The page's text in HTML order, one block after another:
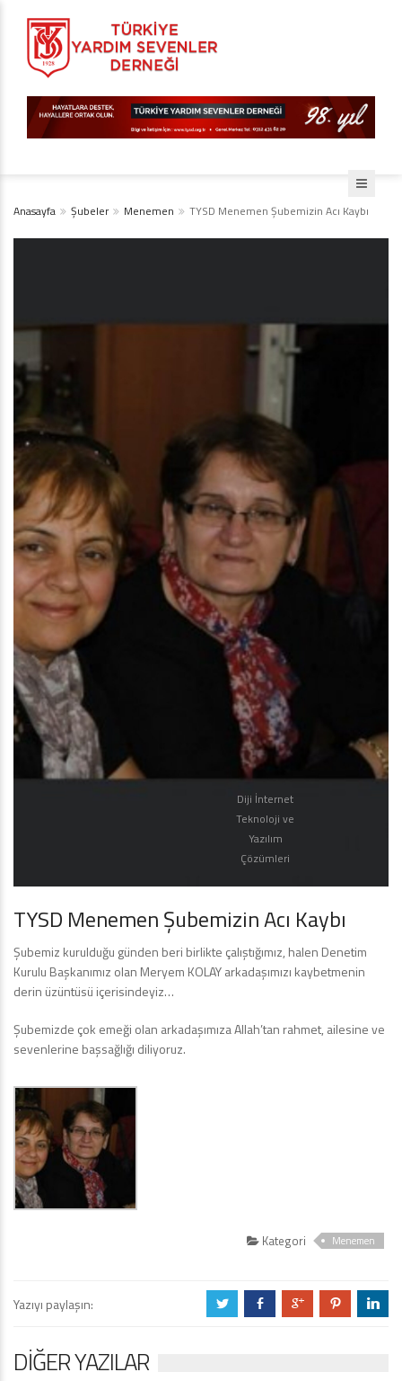
Anasayfa Şubeler Menemen TYSD Menemen Şubemizin Acı Kaybı
TYSD Menemen Şubemizin Acı Kaybı
Şubemiz kurulduğu günden beri birlikte çalıştığımız, halen Denetim
Kurulu Başkanımız olan Meryem KOLAY arkadaşımızı kaybetmenin
derin üzüntüsü içerisindeyiz…
Şubemizde çok emeği olan arkadaşımıza Allah’tan rahmet, ailesine ve
sevenlerine başsağlığı diliyoruz.
Kategori Menemen
Yazıyı paylaşın: a b c d j
DIĞER YAZILAR
Diji İnternet
Teknoloji ve
Yazılım
Çözümleri